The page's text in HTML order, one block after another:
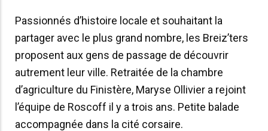
Passionnés d’histoire locale et souhaitant la
partager avec le plus grand nombre, les Breiz’ters
proposent aux gens de passage de découvrir
autrement leur ville. Retraitée de la chambre
d’agriculture du Finistère, Maryse Ollivier a rejoint
l’équipe de Roscoff il y a trois ans. Petite balade
accompagnée dans la cité corsaire.